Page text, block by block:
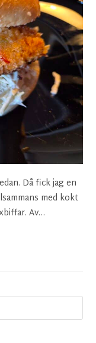
Då fick jag en
med kokt
Av…